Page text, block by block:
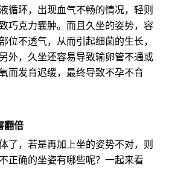
循环，出现血气不畅的情况，轻则
巧克力囊肿。而且久坐的姿势，容
位不透气，从而引起细菌的生长，
外，久坐还容易导致输卵管不通或
而发育迟缓，最终导致不孕不育
翻倍
了，若是再加上坐的姿势不对，则
正确的坐姿有哪些呢？一起来看